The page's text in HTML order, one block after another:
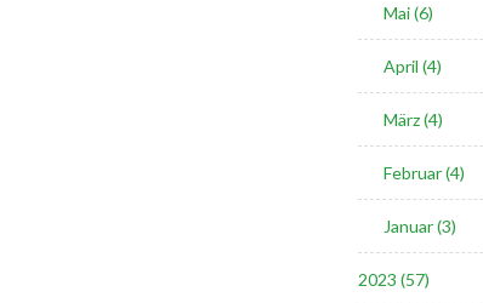
Mai (6)
April (4)
März (4)
Februar (4)
Januar (3)
2023 (57)